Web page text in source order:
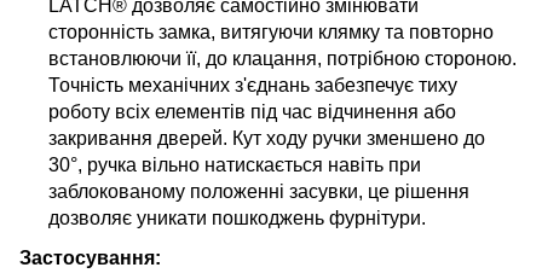
LATCH® дозволяє самостійно змінювати
сторонність замка, витягуючи клямку та повторно
встановлюючи її, до клацання, потрібною стороною.
Точність механічних з'єднань забезпечує тиху
роботу всіх елементів під час відчинення або
закривання дверей. Кут ходу ручки зменшено до
30°, ручка вільно натискається навіть при
заблокованому положенні засувки, це рішення
дозволяє уникати пошкоджень фурнітури.
Застосування: